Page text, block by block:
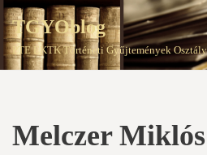
Skip
to
TGYOblog
PTE EKTK Történeti Gyűjtemények
Melczer Miklós